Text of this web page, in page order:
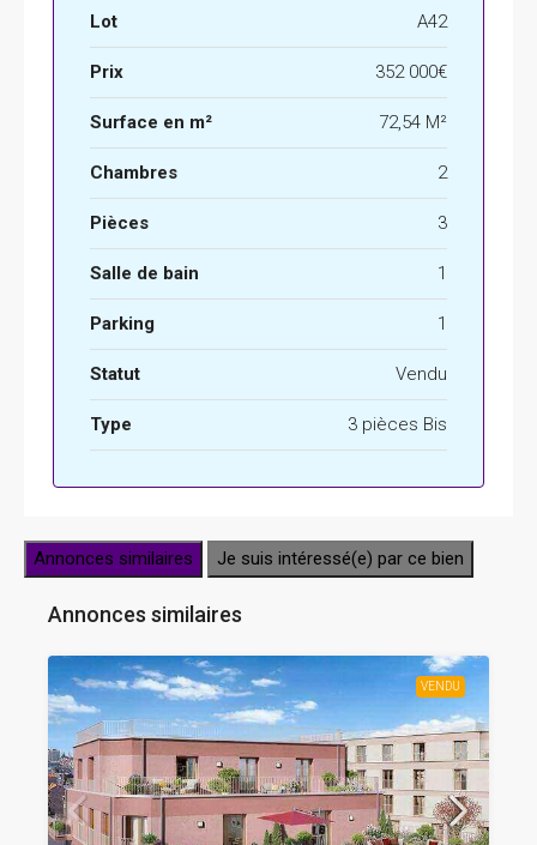
Lot A42
Prix 352 000€
Surface en m² 72,54 M²
Chambres 2
Pièces 3
Salle de bain 1
Parking 1
Statut Vendu
Type 3 pièces Bis
Annonces similaires Je suis intéressé(e) par ce bien
Annonces similaires
VENDU